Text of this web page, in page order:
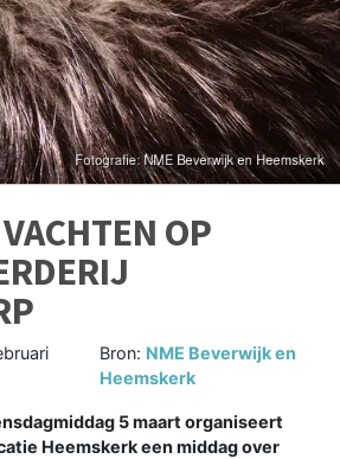
OP
Bron: NME Beverwijk en
Heemskerk
5 maart organiseert
Heemskerk een middag over